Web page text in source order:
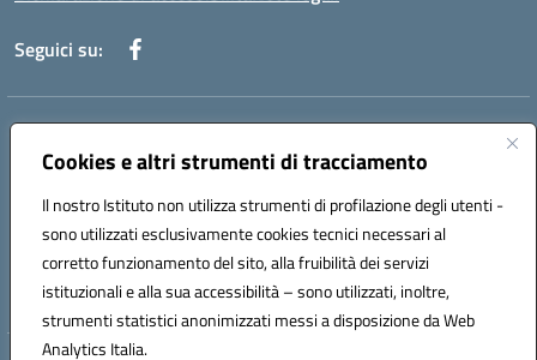
Cookies e altri strumenti di tracciamento
Il nostro Istituto non utilizza strumenti di profilazione degli utenti -
sono utilizzati esclusivamente cookies tecnici necessari al
corretto funzionamento del sito, alla fruibilità dei servizi
istituzionali e alla sua accessibilità – sono utilizzati, inoltre,
strumenti statistici anonimizzati messi a disposizione da Web
Analytics Italia.
Seguici su:
Indirizzo:
Centralino:089868360 Email:saic857007@istruzione.it
Codice fiscale: 80025860653
Codice meccanografico:
SAIC857007
Codice Indice delle Pubbliche Amministrazioni (IPA): istsc_saic857007